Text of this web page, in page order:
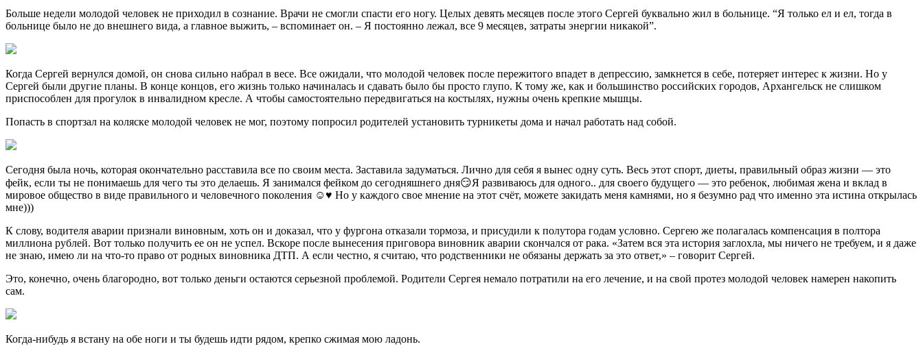
Больше недели молодой человек не приходил в сознание. Врачи не смогли спасти его ногу. Целых девять месяцев после этого Сергей буквально жил в больнице. “Я только ел и ел, тогда в
больнице было не до внешнего вида, а главное выжить, – вспоминает он. – Я постоянно лежал, все 9 месяцев, затраты энергии никакой”.
Когда Сергей вернулся домой, он снова сильно набрал в весе. Все ожидали, что молодой человек после пережитого впадет в депрессию, замкнется в себе, потеряет интерес к жизни. Но у
Сергей были другие планы. В конце концов, его жизнь только начиналась и сдавать было бы просто глупо. К тому же, как и большинство российских городов, Архангельск не слишком
приспособлен для прогулок в инвалидном кресле. А чтобы самостоятельно передвигаться на костылях, нужны очень крепкие мышцы.
Попасть в спортзал на коляске молодой человек не мог, поэтому попросил родителей установить турникеты дома и начал работать над собой.
Сегодня была ночь, которая окончательно расставила все по своим места. Заставила задуматься. Лично для себя я вынес одну суть. Весь этот спорт, диеты, правильный образ жизни — это
фейк, если ты не понимаешь для чего ты это делаешь. Я занимался фейком до сегодняшнего дня😏Я развиваюсь для одного.. для своего будущего — это ребенок, любимая жена и вклад в
мировое общество в виде правильного и человечного поколения ☺️♥️ Но у каждого свое мнение на этот счёт, можете закидать меня камнями, но я безумно рад что именно эта истина открылась
мне)))
К слову, водителя аварии признали виновным, хоть он и доказал, что у фургона отказали тормоза, и присудили к полутора годам условно. Сергею же полагалась компенсация в полтора
миллиона рублей. Вот только получить ее он не успел. Вскоре после вынесения приговора виновник аварии скончался от рака. «Затем вся эта история заглохла, мы ничего не требуем, и я даже
не знаю, имею ли на что-то право от родных виновника ДТП. А если честно, я считаю, что родственники не обязаны держать за это ответ,» – говорит Сергей.
Это, конечно, очень благородно, вот только деньги остаются серьезной проблемой. Родители Сергея немало потратили на его лечение, и на свой протез молодой человек намерен накопить
сам.
Когда-нибудь я встану на обе ноги и ты будешь идти рядом, крепко сжимая мою ладонь.